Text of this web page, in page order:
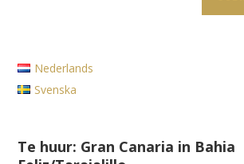
Nederlands
Svenska
Te huur: Gran Canaria in Bahia